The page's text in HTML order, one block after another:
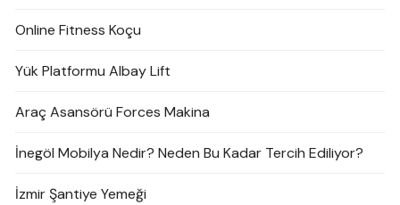
Online Fitness Koçu
Yük Platformu Albay Lift
Araç Asansörü Forces Makina
İnegöl Mobilya Nedir? Neden Bu Kadar Tercih Ediliyor?
İzmir Şantiye Yemeği